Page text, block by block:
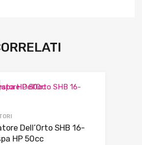
Dell’Orto SHB 16-
HP 50cc